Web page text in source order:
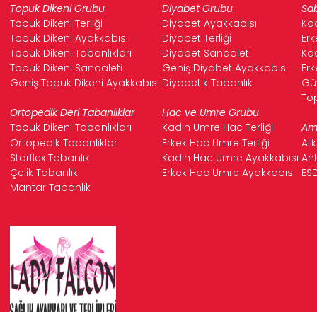
hijyenik ve ferah bir kullanım sunar. Derinin doğal
yapısı, sandaletlerin ayağınızın şeklini almasına
yardımcı olarak kişiye özel bir uyum sağlar ve uzun
ömürlü kullanım garantisi verir.
Zarif Tasarım ve Çeşitlilik:Ortopedik ürünlerin
estetik bir görünüme sahip olması gerektiğine
inanıyoruz. Falcon, farklı renk ve model seçenekleriyle
her zevke ve kombinasyona uyum sağlayacak geniş
bir koleksiyon sunar.
Dayanıklılık ve Güven:
Falcon markası olarak,
işçiliği sayesinde, sandaletlerimiz uzun yıllar boyunca
ilk günkü formunu ve konforunu korur.
Falcon hakiki deri kadın
adımlarınız artık daha hafif, daha sağlıklı ve daha zarif
olacak. Ayaklarınıza hak ettiği değeri verin ve Falcon
Topuk Dikeni Grubu Diyabet Grubu
Topuk Dikeni Terliği
Diyabet Ayakkabısı
Topuk Dikeni Ayakkabısı
Diyabet Terliği
Topuk Dikeni Tabanlıkları
Diyabet Sandaleti
Topuk Dikeni Sandaleti
Geniş Diyabet Ayakkabısı
Geniş Topuk Dikeni Ayakkabısı Diyabetik Tabanlık
Ortopedik Deri Tabanlıklar
Hac ve Umre Grubu
Topuk Dikeni Tabanlıkları
Kadın Umre Hac Terliği
Ortopedik Tabanlıklar
Erkek Hac Umre Terliği
Starflex Tabanlık
Kadın Hac Umre Ayakkabısı
Çelik Tabanlık
Erkek Hac Umre Ayakkabısı
Mantar Tabanlık